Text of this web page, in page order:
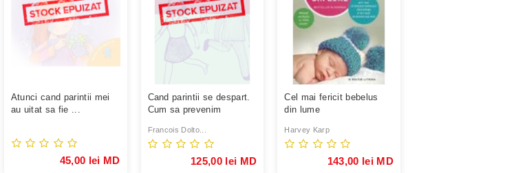
Atunci cand parintii mei
au uitat sa fie ...
45,00 lei MD
Cand parintii se despart.
Cum sa prevenim
Francois Dolto...
125,00 lei MD
Cel mai fericit bebelus
din lume
Harvey Karp
143,00 lei MD